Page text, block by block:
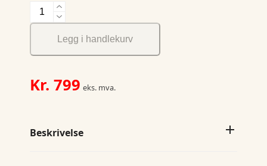
Work
HP
Shorts
antall
Legg i handlekurv
Kr. 799 eks. mva.
Beskrivelse